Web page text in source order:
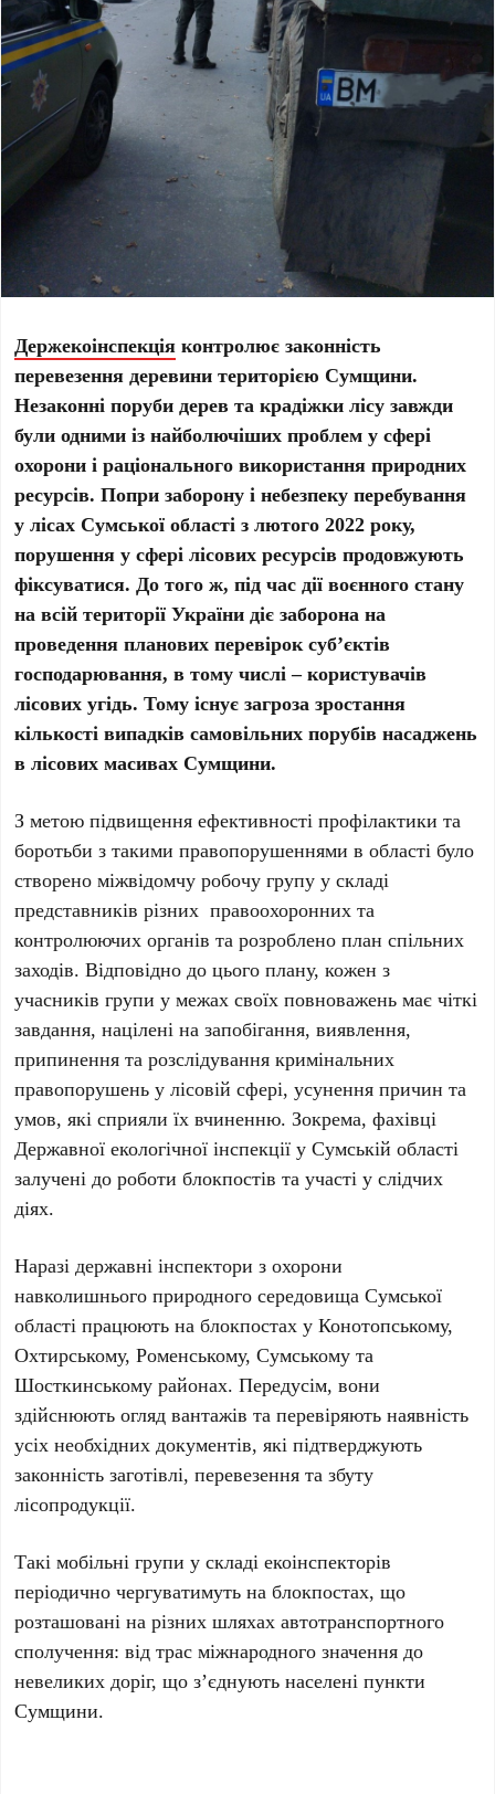
Держекоінспекція контролює законність
перевезення деревини територією Сумщини.
Незаконні поруби дерев та крадіжки лісу завжди
були одними із найболючіших проблем у сфері
охорони і раціонального використання природних
ресурсів. Попри заборону і небезпеку перебування
у лісах Сумської області з лютого 2022 року,
порушення у сфері лісових ресурсів продовжують
фіксуватися. До того ж, під час дії воєнного стану
на всій території України діє заборона на
проведення планових перевірок суб’єктів
господарювання, в тому числі – користувачів
лісових угідь. Тому існує загроза зростання
кількості випадків самовільних порубів насаджень
в лісових масивах Сумщини.
З метою підвищення ефективності профілактики та
боротьби з такими правопорушеннями в області було
створено міжвідомчу робочу групу у складі
представників різних правоохоронних та
контролюючих органів та розроблено план спільних
заходів. Відповідно до цього плану, кожен з
учасників групи у межах своїх повноважень має чіткі
завдання, націлені на запобігання, виявлення,
припинення та розслідування кримінальних
правопорушень у лісовій сфері, усунення причин та
умов, які сприяли їх вчиненню. Зокрема, фахівці
Державної екологічної інспекції у Сумській області
залучені до роботи блокпостів та участі у слідчих
діях.
Наразі державні інспектори з охорони
навколишнього природного середовища Сумської
області працюють на блокпостах у Конотопському,
Охтирському, Роменському, Сумському та
Шосткинському районах. Передусім, вони
здійснюють огляд вантажів та перевіряють наявність
усіх необхідних документів, які підтверджують
законність заготівлі, перевезення та збуту
лісопродукції.
Такі мобільні групи у складі екоінспекторів
періодично чергуватимуть на блокпостах, що
розташовані на різних шляхах автотранспортного
сполучення: від трас міжнародного значення до
невеликих доріг, що з’єднують населені пункти
Сумщини.